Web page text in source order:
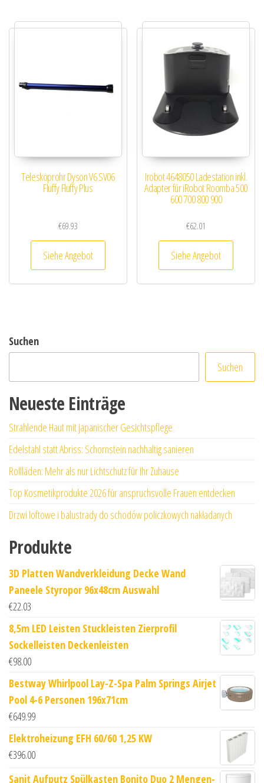
Teleskoprohr Dyson V6 SV06
Fluffy Fluffy Plus
€69.93
Siehe Angebot
Irobot 4648050 Ladestation inkl.
Adapter für iRobot Roomba 500
600 700 800 900
€62.01
Siehe Angebot
Suchen
Suchen
Neueste Einträge
Strahlende Haut mit japanischer Gesichtspflege
Edelstahl statt Abriss: Schornstein nachhaltig sanieren
Rollläden: Mehr als nur Lichtschutz für Ihr Zuhause
Top Kosmetikprodukte 2026 für anspruchsvolle Frauen entdecken
Drzwi loftowe i balustrady do schodów policzkowych nakładanych
Produkte
3D Platten Wandverkleidung Decke Wand
Paneele Styropor 96x48cm Auswahl
€22.03
8,5m LED Leisten Stuckleisten Zierprofil
Sockelleisten Deckenleisten
€98.00
Bestway Whirlpool Lay-Z-Spa Palm Springs Airjet
Pool 4-6 Personen 196x71cm
€649.99
Elektroheizung EFH 60/60 1,25 KW
€396.00
Sanit Aufputz Spülkasten Bonito Duo 2 Mengen-